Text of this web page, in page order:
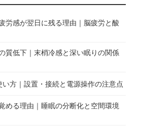
労感が翌日に残る理由｜脳疲労と酸
質低下｜末梢冷感と深い眠りの関係
方｜設置・接続と電源操作の注意点
める理由｜睡眠の分断化と空間環境